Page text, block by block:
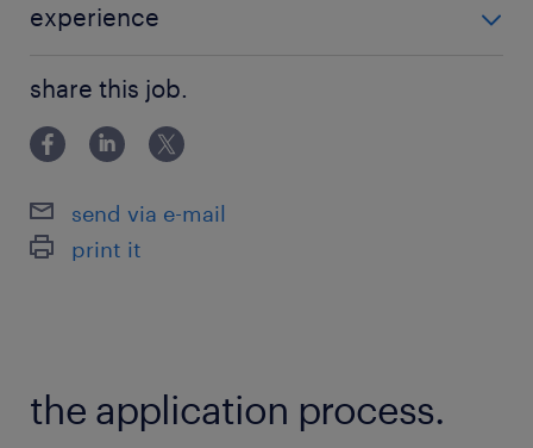
・生物統計学の修士卒またはBioS卒業者歓迎
保険
健康保険 厚生年金保険 雇用保険
土曜日 日曜日 祝日
賞与
experience
験 5年以上（必須要件） ・SASを用いたプログラミン
グ業務経験（必須要件） ・CDISCによる電子データ申
請関連業務経験（必須要件） 【歓迎要件】
share this job.
send via e-mail
print it
the application process.